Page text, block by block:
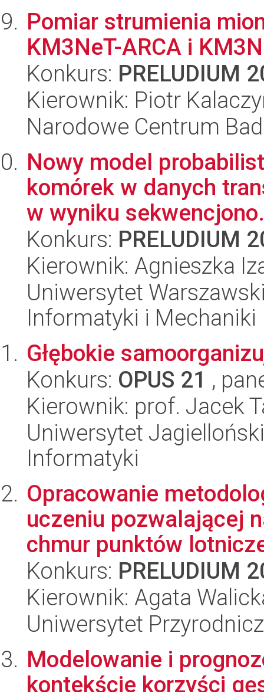
Pomiar strumienia
KM3NeT-ARCA i
Konkurs: PRELUDIUM
Kierownik: Piotr
Narodowe Centrum
Nowy model
komórek w danych
w wyniku
Konkurs: PRELUDIUM
Kierownik: Agnieszka
Uniwersytet
Informatyki i Mechaniki
Głębokie
Konkurs: OPUS 21 ,
Kierownik: prof. Jacek
Uniwersytet
Informatyki
Opracowanie
uczeniu pozwalającej
chmur punktów
Konkurs: PRELUDIUM
Kierownik: Agata
Uniwersytet
Modelowanie i
kontekście korzyści